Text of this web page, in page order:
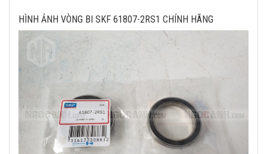
HÌNH ẢNH VÒNG BI SKF 61807-2RS1 CHÍNH HÃNG